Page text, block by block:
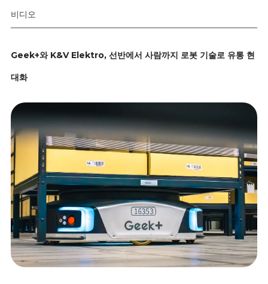
비디오
Geek+와 K&V Elektro, 선반에서 사람까지 로봇 기술로 유통 현
대화